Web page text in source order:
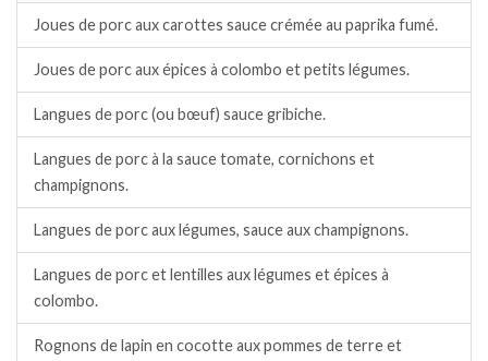
Joues de porc aux carottes sauce crémée au paprika fumé.
Joues de porc aux épices à colombo et petits légumes.
Langues de porc (ou bœuf) sauce gribiche.
Langues de porc à la sauce tomate, cornichons et
champignons.
Langues de porc aux légumes, sauce aux champignons.
Langues de porc et lentilles aux légumes et épices à
colombo.
Rognons de lapin en cocotte aux pommes de terre et